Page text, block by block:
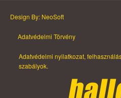
Design By: NeoSoft
Adatvédelmi Törvény
Adatvédelmi nyilatkozat,
szabályok.